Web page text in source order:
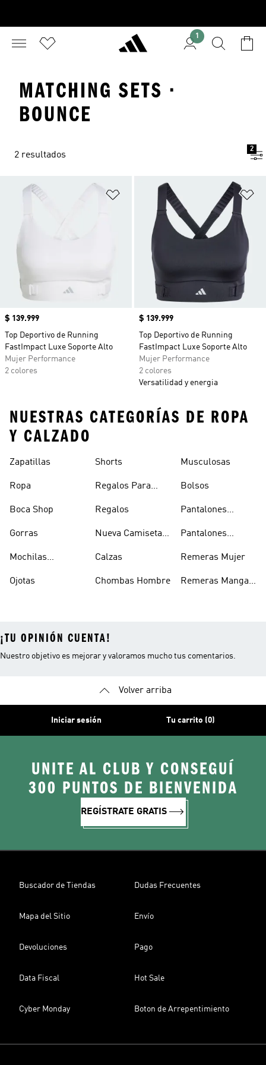
1
MATCHING SETS ·
BOUNCE
2 resultados
2
Añadir a la lista de deseos
Precio
$ 139.999
Top Deportivo de Running
FastImpact Luxe Soporte Alto
Mujer Performance
2 colores
Precio
$ 139.999
Top Deportivo de Running
FastImpact Luxe Soporte Alto
Mujer Performance
2 colores
Versatilidad y energia
NUESTRAS CATEGORÍAS DE ROPA
Y CALZADO
Zapatillas
Ropa
Boca Shop
Gorras
Mochilas
Ojotas
Shorts
Regalos Para
Regalos
Nueva Camiseta
Calzas
Chombas Hombre
Musculosas
Bolsos
Pantalones
Hombre
Pantalones
Remeras Mujer
Remeras Manga
¡TU OPINIÓN CUENTA!
Nuestro objetivo es mejorar y valoramos mucho tus comentarios.
Volver arriba
Iniciar sesión Tu carrito (0)
UNITE AL CLUB Y CONSEGUÍ
300 PUNTOS DE BIENVENIDA
REGÍSTRATE GRATIS
Buscador de Tiendas Dudas Frecuentes
Mapa del Sitio Envío
Devoluciones Pago
Data Fiscal Hot Sale
Cyber Monday Boton de Arrepentimiento